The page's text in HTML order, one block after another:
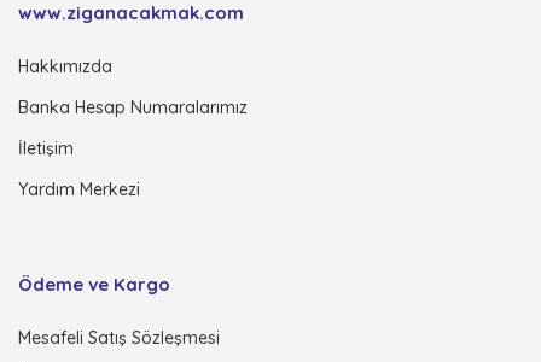
www.ziganacakmak.com
Hakkımızda
Banka Hesap Numaralarımız
İletişim
Yardım Merkezi
Ödeme ve Kargo
Mesafeli Satış Sözleşmesi